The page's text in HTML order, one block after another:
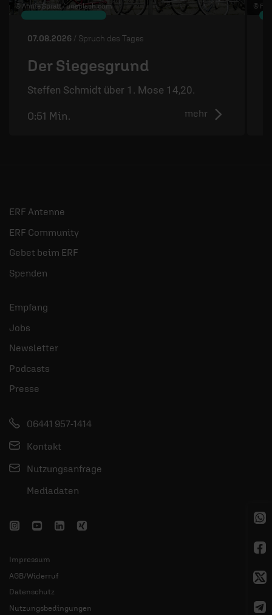
© Annie Spratt /unsplash.com
07.08.2026 / Spruch des Tages
Der Siegesgrund
Steffen Schmidt über 1. Mose 14,20.
mehr
0:51 Min.
© Flo
ERF Antenne
ERF Community
Gebet beim ERF
Spenden
Empfang
Jobs
Newsletter
Podcasts
Presse
06441 957-1414
Kontakt
Nutzungsanfrage
Mediadaten
Impressum
AGB/Widerruf
Datenschutz
Nutzungsbedingungen